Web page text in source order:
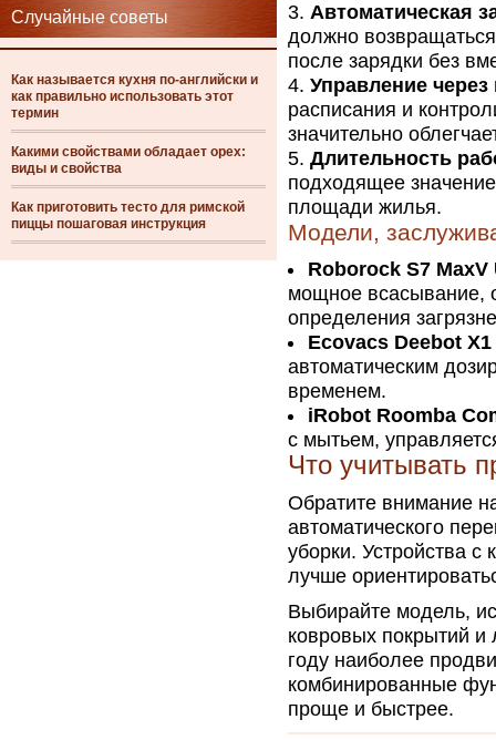
Случайные советы
Как называется кухня по-английски и
как правильно использовать этот
термин
Какими свойствами обладает орех:
виды и свойства
Как приготовить тесто для римской
пиццы пошаговая инструкция
Автоматическая
должно
после зарядки без
Управление
расписания и
значительно
Длительность
подходящее
площади жилья.
Модели,
Roborock S7 MaxV
мощное всасывание,
определения
Ecovacs Deebot
автоматическим
временем.
iRobot Roomba
с мытьем,
Что учитывать
Обратите внимание
автоматического
уборки. Устройства
лучше
Выбирайте модель,
ковровых покрытий
году наиболее
комбинированные
проще и быстрее.